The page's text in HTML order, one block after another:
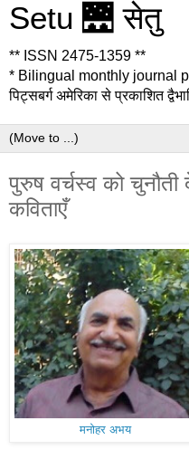
Setu 🌉 सेतु
** ISSN 2475-1359 **
* Bilingual monthly journal
पिट्सबर्ग अमेरिका से प्रकाशित
पुरुष वर्चस्व को चुनौती
कविताएँ
मनोहर अभय